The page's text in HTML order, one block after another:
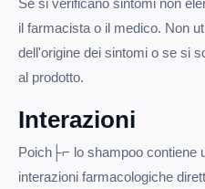
il farmacista o il medico. Non
dell'origine dei sintomi o se si
al prodotto.
Interazioni
Poich├⌐ lo shampoo contiene
interazioni farmacologiche